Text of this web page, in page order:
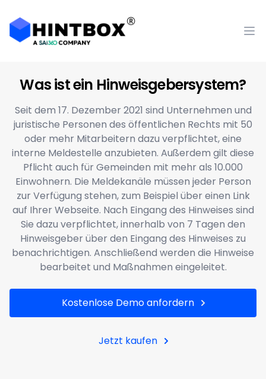
Hintbox Logo Registered
Was ist ein Hinweisgebersystem?
Seit dem 17. Dezember 2021 sind Unternehmen und
juristische Personen des öffentlichen Rechts mit 50
oder mehr Mitarbeitern dazu verpflichtet, eine
interne Meldestelle anzubieten. Außerdem gilt diese
Pflicht auch für Gemeinden mit mehr als 10.000
Einwohnern. Die Meldekanäle müssen jeder Person
zur Verfügung stehen, zum Beispiel über einen Link
auf Ihrer Webseite. Nach Eingang des Hinweises sind
Sie dazu verpflichtet, innerhalb von 7 Tagen den
Hinweisgeber über den Eingang des Hinweises zu
benachrichtigen. Anschließend werden die Hinweise
bearbeitet und Maßnahmen eingeleitet.
Kostenlose Demo anfordern
Jetzt kaufen